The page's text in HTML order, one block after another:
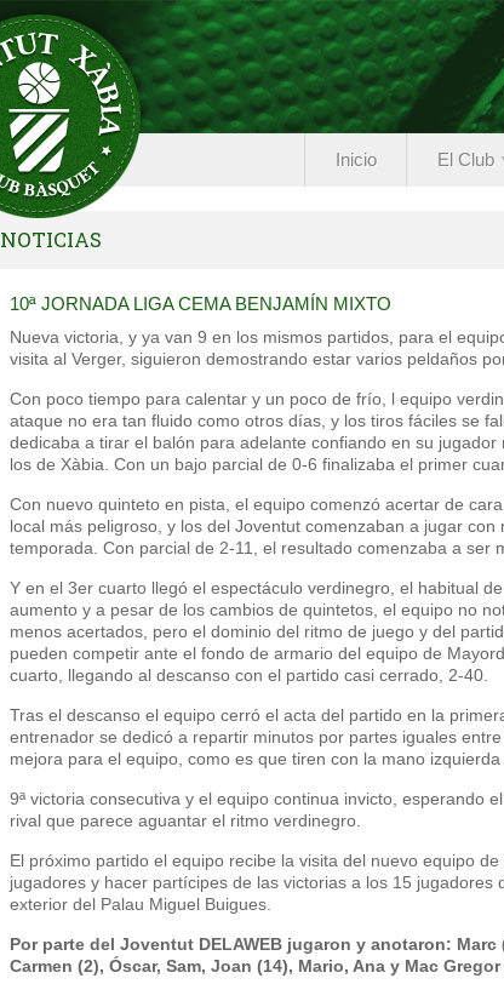
Inicio El Club
NOTICIAS
10ª JORNADA LIGA CEMA BENJAMÍN MIXTO
Nueva victoria, y ya van 9 en los mismos partidos, para el
visita al Verger, siguieron demostrando estar varios peldaños
Con poco tiempo para calentar y un poco de frío, l equipo
ataque no era tan fluido como otros días, y los tiros fáciles se
dedicaba a tirar el balón para adelante confiando en su
los de Xàbia. Con un bajo parcial de 0-6 finalizaba el primer
Con nuevo quinteto en pista, el equipo comenzó acertar de
local más peligroso, y los del Joventut comenzaban a jugar
temporada. Con parcial de 2-11, el resultado comenzaba a ser
Y en el 3er cuarto llegó el espectáculo verdinegro, el habitual
aumento y a pesar de los cambios de quintetos, el equipo no
menos acertados, pero el dominio del ritmo de juego y del
pueden competir ante el fondo de armario del equipo de
cuarto, llegando al descanso con el partido casi cerrado, 2-40.
Tras el descanso el equipo cerró el acta del partido en la
entrenador se dedicó a repartir minutos por partes iguales
mejora para el equipo, como es que tiren con la mano izquierda
9ª victoria consecutiva y el equipo continua invicto, esperando
rival que parece aguantar el ritmo verdinegro.
El próximo partido el equipo recibe la visita del nuevo equipo
jugadores y hacer partícipes de las victorias a los 15 jugadores
exterior del Palau Miguel Buigues.
Por parte del Joventut DELAWEB jugaron y anotaron: Marc
Carmen (2), Óscar, Sam, Joan (14), Mario, Ana y Mac Gregor